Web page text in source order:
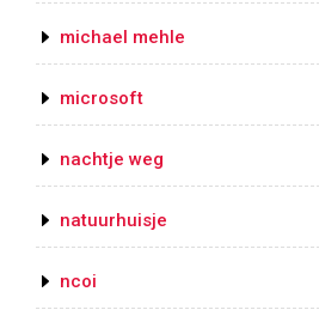
michael mehle
microsoft
nachtje weg
natuurhuisje
ncoi